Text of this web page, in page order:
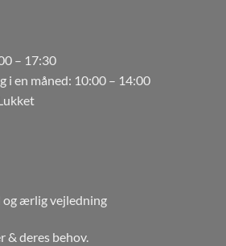
– 17:30
i en måned: 10:00 – 14:00
og ærlig vejledning
& deres behov.